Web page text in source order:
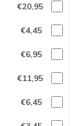
€20,95
€4,45
€6,95
€11,95
€6,45